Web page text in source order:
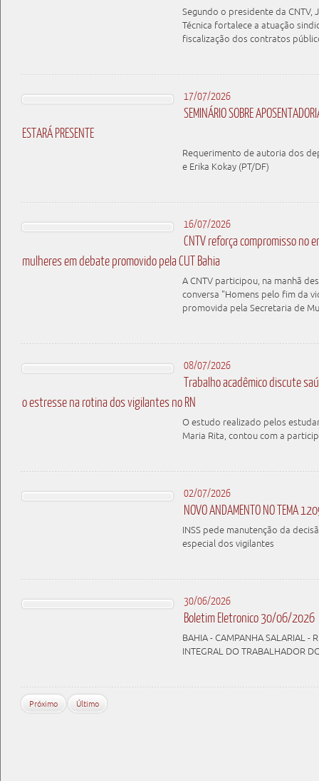
Segundo o presidente da CNTV,
Técnica fortalece a atuação
fiscalização dos contratos
17/07/2026
SEMINÁRIO SOBRE
ESTARÁ PRESENTE
Requerimento de autoria dos
e Erika Kokay (PT/DF)
16/07/2026
CNTV reforça compromisso no
mulheres em debate promovido pela CUT Bahia
A CNTV participou, na manhã
conversa "Homens pelo fim da
promovida pela Secretaria de
08/07/2026
Trabalho acadêmico discute
o estresse na rotina dos vigilantes no RN
O estudo realizado pelos
Maria Rita, contou com a
02/07/2026
NOVO ANDAMENTO NO TEMA
INSS pede manutenção da
especial dos vigilantes
30/06/2026
Boletim Eletronico 30/06/2026
BAHIA - CAMPANHA SALARIAL -
INTEGRAL DO TRABALHADOR
Próximo Último